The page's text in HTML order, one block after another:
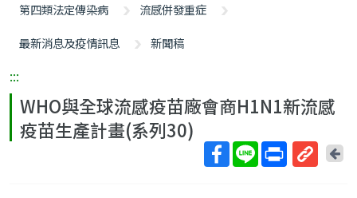
ALT+C第四類法定傳染病
流感併發重症
最新消息及疫情訊息
新聞稿
:::
WHO與全球流感疫苗廠會商H1N1新流感
疫苗生產計畫(系列30)
回